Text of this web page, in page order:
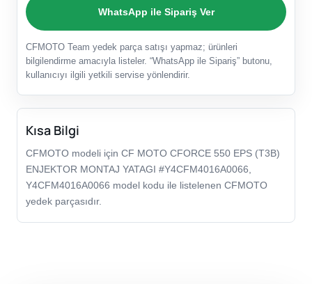
WhatsApp ile Sipariş Ver
CFMOTO Team yedek parça satışı yapmaz; ürünleri
bilgilendirme amacıyla listeler. “WhatsApp ile Sipariş” butonu,
kullanıcıyı ilgili yetkili servise yönlendirir.
Kısa Bilgi
CFMOTO modeli için CF MOTO CFORCE 550 EPS (T3B)
ENJEKTOR MONTAJ YATAGI #Y4CFM4016A0066,
Y4CFM4016A0066 model kodu ile listelenen CFMOTO
yedek parçasıdır.